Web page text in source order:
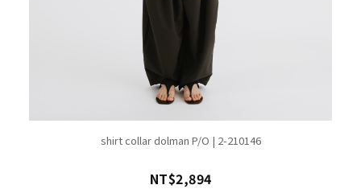
shirt collar dolman P/O | 2-210146
NT$2,894